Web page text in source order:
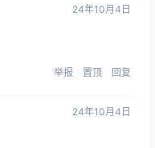
24年10月4日
举报 置顶 回复
24年10月4日